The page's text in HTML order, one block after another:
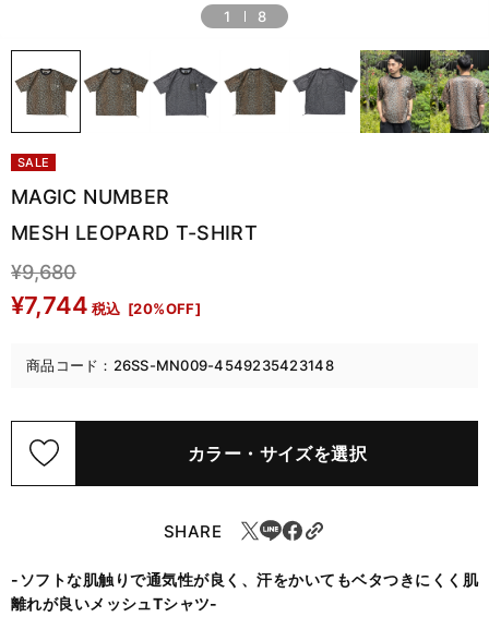
1 8
SALE
MAGIC NUMBER
MESH LEOPARD T-SHIRT
¥9,680
¥7,744 税込 [20%OFF]
商品コード：26SS-MN009-4549235423148
カラー・サイズを選択
SHARE
-ソフトな肌触りで通気性が良く、汗をかいてもベタつきにくく肌
離れが良いメッシュTシャツ-